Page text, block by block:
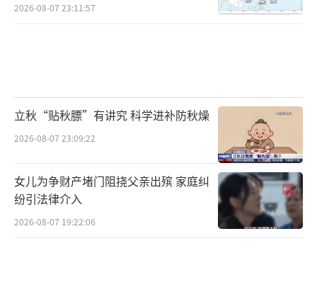
2026-08-07 23:11:57
立秋“贴秋膘”有讲究 科学进补防秋燥
2026-08-07 23:09:22
女儿为争财产堵门阻挠父亲出殡 家庭纠
纷引法律介入
2026-08-07 19:22:06